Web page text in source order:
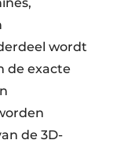
wordt
de exacte
de 3D-